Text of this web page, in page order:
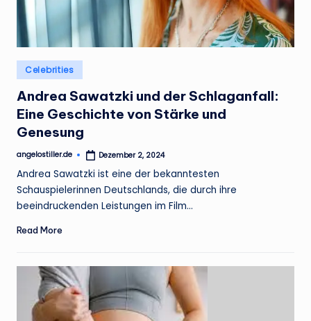
Posted
in
Celebrities
Andrea Sawatzki und der Schlaganfall:
Eine Geschichte von Stärke und
Genesung
Posted
angelostiller.de Dezember 2, 2024
Andrea Sawatzki ist eine der bekanntesten
Schauspielerinnen Deutschlands, die durch ihre
beeindruckenden Leistungen im Film…
Read More